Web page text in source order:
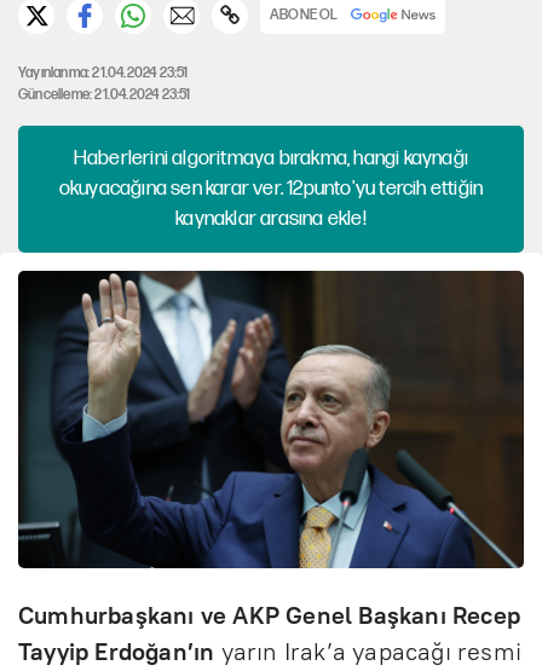
ABONE OL
Yayınlanma: 21.04.2024 23:51
Güncelleme: 21.04.2024 23:51
Haberlerini algoritmaya bırakma, hangi kaynağı
okuyacağına sen karar ver. 12punto'yu tercih ettiğin
kaynaklar arasına ekle!
Cumhurbaşkanı ve AKP Genel Başkanı Recep
Tayyip Erdoğan’ın yarın Irak’a yapacağı resmi